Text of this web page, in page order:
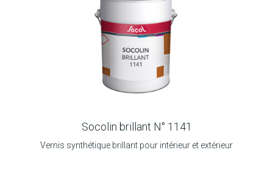
Socolin brillant N° 1141
Vernis synthétique brillant pour intérieur et extérieur